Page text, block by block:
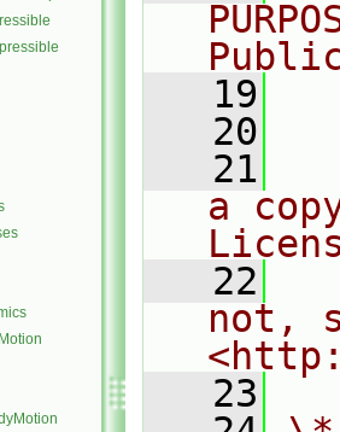
   19
   20
   21
a
   22
not,
   23